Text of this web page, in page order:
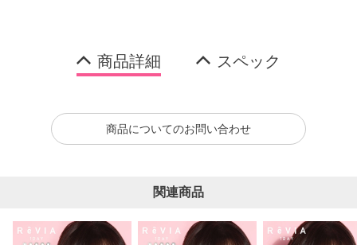
商品詳細 スペック
商品についてのお問い合わせ
関連商品